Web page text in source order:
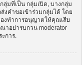
มที่เป็น กลุ่มเปิด, บางกลุ่ม
งคำขอเข้าร่วมกลุ่มได้ โดย
งทำการอนุญาตให้คุณเสีย
าอย่ารบกวน moderator
การ.